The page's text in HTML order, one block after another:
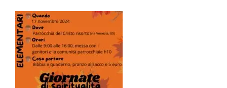
2024”